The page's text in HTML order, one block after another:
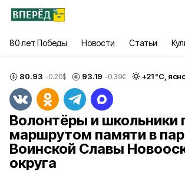
80 лет Победы Новости Статьи
80.93 -0.20$ 93.19 -0.39€ +21°С,
Волонтёры и школьники
маршрутом памяти в
Воинской Славы
округа